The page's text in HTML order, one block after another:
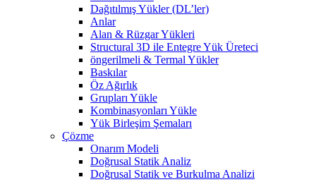
Dağıtılmış Yükler (DL’ler)
Anlar
Alan & Rüzgar Yükleri
Structural 3D ile Entegre Yük Üreteci
öngerilmeli & Termal Yükler
Baskılar
Öz Ağırlık
Grupları Yükle
Kombinasyonları Yükle
Yük Birleşim Şemaları
Çözme
Onarım Modeli
Doğrusal Statik Analiz
Doğrusal Statik ve Burkulma Analizi